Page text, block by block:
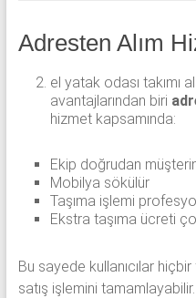
Adresten Alım
el yatak odası takımı
avantajlarından biri
hizmet kapsamında:
Ekip doğrudan
Mobilya sökülür
Taşıma işlemi
Ekstra taşıma ücreti
Bu sayede kullanıcılar
satış işlemini tamamlayabilir.